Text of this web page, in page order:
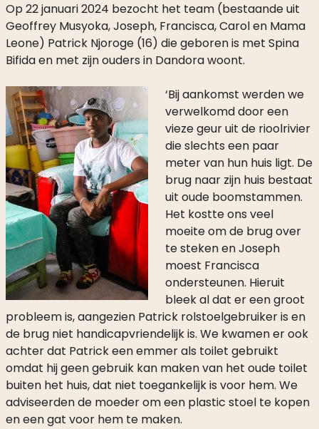
Op 22 januari 2024 bezocht het team (bestaande uit
Geoffrey Musyoka, Joseph, Francisca, Carol en Mama
Leone) Patrick Njoroge (16) die geboren is met Spina
Bifida en met zijn ouders in Dandora woont.
‘Bij aankomst werden we
verwelkomd door een
vieze geur uit de rioolrivier
die slechts een paar
meter van hun huis ligt. De
brug naar zijn huis bestaat
uit oude boomstammen.
Het kostte ons veel
moeite om de brug over
te steken en Joseph
moest Francisca
ondersteunen. Hieruit
bleek al dat er een groot
probleem is, aangezien Patrick rolstoelgebruiker is en
de brug niet handicapvriendelijk is. We kwamen er ook
achter dat Patrick een emmer als toilet gebruikt
omdat hij geen gebruik kan maken van het oude toilet
buiten het huis, dat niet toegankelijk is voor hem. We
adviseerden de moeder om een plastic stoel te kopen
en een gat voor hem te maken.